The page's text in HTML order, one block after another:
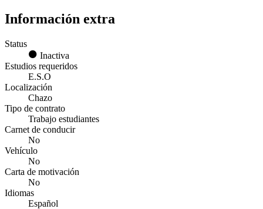
Información extra
Status
Inactiva
Estudios requeridos
E.S.O
Localización
Chazo
Tipo de contrato
Trabajo estudiantes
Carnet de conducir
No
Vehículo
No
Carta de motivación
No
Idiomas
Español